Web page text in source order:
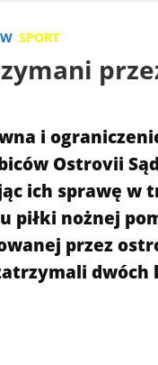
SPORT
i
Ostrovii
ich sprawę w
piłki nożnej
przez